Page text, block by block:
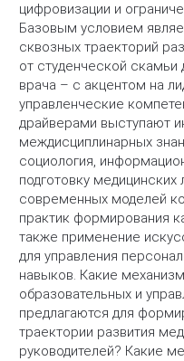
цифровизации и
Базовым условием
сквозных траекторий
от студенческой скамьи
врача – с акцентом на
управленческие
драйверами выступают
междисциплинарных
социология,
подготовку
современных моделей
практик формирования
также применение
для управления
навыков. Какие
образовательных и
предлагаются для
траектории развития
руководителей? Какие